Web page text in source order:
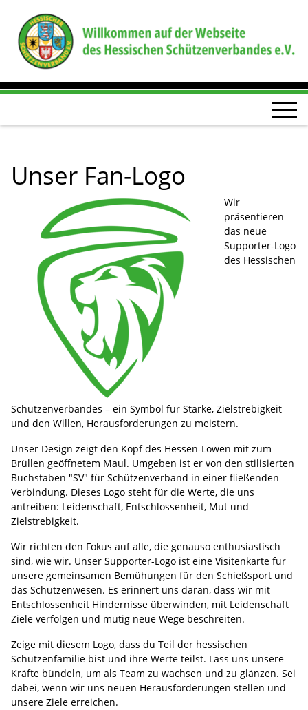
Unser Fan-Logo
Wir
präsentieren
das neue
Supporter-Logo
des Hessischen
Schützenverbandes – ein Symbol für Stärke, Zielstrebigkeit
und den Willen, Herausforderungen zu meistern.
Unser Design zeigt den Kopf des Hessen-Löwen mit zum
Brüllen geöffnetem Maul. Umgeben ist er von den stilisierten
Buchstaben "SV" für Schützenverband in einer fließenden
Verbindung. Dieses Logo steht für die Werte, die uns
antreiben: Leidenschaft, Entschlossenheit, Mut und
Zielstrebigkeit.
Wir richten den Fokus auf alle, die genauso enthusiastisch
sind, wie wir. Unser Supporter-Logo ist eine Visitenkarte für
unsere gemeinsamen Bemühungen für den Schießsport und
das Schützenwesen. Es erinnert uns daran, dass wir mit
Entschlossenheit Hindernisse überwinden, mit Leidenschaft
Ziele verfolgen und mutig neue Wege beschreiten.
Zeige mit diesem Logo, dass du Teil der hessischen
Schützenfamilie bist und ihre Werte teilst. Lass uns unsere
Kräfte bündeln, um als Team zu wachsen und zu glänzen. Sei
dabei, wenn wir uns neuen Herausforderungen stellen und
unsere Ziele erreichen.